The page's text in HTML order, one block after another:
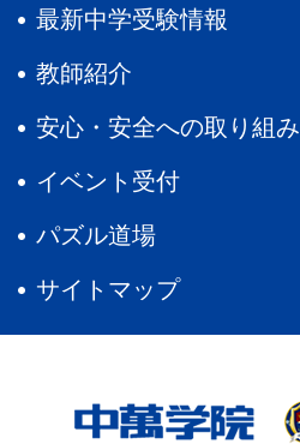
最新中学受験情報
教師紹介
安心・安全への取り組み
イベント受付
パズル道場
サイトマップ